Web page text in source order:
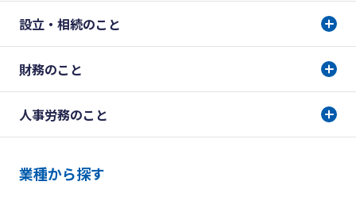
設立・相続のこと
財務のこと
人事労務のこと
業種から探す